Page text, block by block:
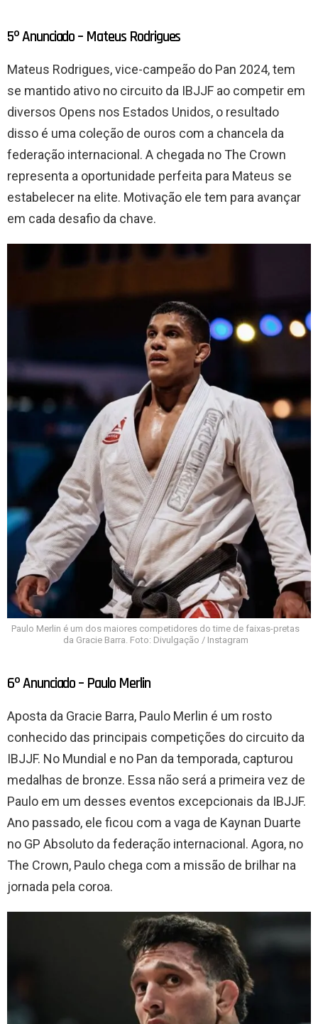
5º Anunciado – Mateus Rodrigues
Mateus Rodrigues, vice-campeão do Pan 2024, tem
se mantido ativo no circuito da IBJJF ao competir em
diversos Opens nos Estados Unidos, o resultado
disso é uma coleção de ouros com a chancela da
federação internacional. A chegada no The Crown
representa a oportunidade perfeita para Mateus se
estabelecer na elite. Motivação ele tem para avançar
em cada desafio da chave.
Paulo Merlin é um dos maiores competidores do time de faixas-pretas
da Gracie Barra. Foto: Divulgação / Instagram
6º Anunciado – Paulo Merlin
Aposta da Gracie Barra, Paulo Merlin é um rosto
conhecido das principais competições do circuito da
IBJJF. No Mundial e no Pan da temporada, capturou
medalhas de bronze. Essa não será a primeira vez de
Paulo em um desses eventos excepcionais da IBJJF.
Ano passado, ele ficou com a vaga de Kaynan Duarte
no GP Absoluto da federação internacional. Agora, no
The Crown, Paulo chega com a missão de brilhar na
jornada pela coroa.